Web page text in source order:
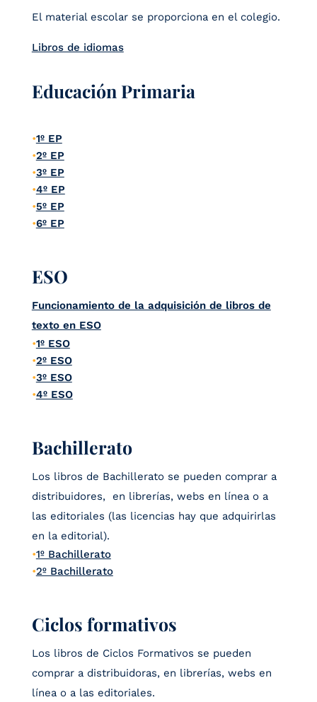
El material escolar se proporciona en el colegio.
Libros de idiomas
Educación Primaria
1º EP
2º EP
3º EP
4º EP
5º EP
6º EP
ESO
Funcionamiento de la adquisición de libros de
texto en ESO
1º ESO
2º ESO
3º ESO
4º ESO
Bachillerato
Los libros de Bachillerato se pueden comprar a
distribuidores, en librerías, webs en línea o a
las editoriales (las licencias hay que adquirirlas
en la editorial).
1º Bachillerato
2º Bachillerato
Ciclos formativos
Los libros de Ciclos Formativos se pueden
comprar a distribuidoras, en librerías, webs en
línea o a las editoriales.